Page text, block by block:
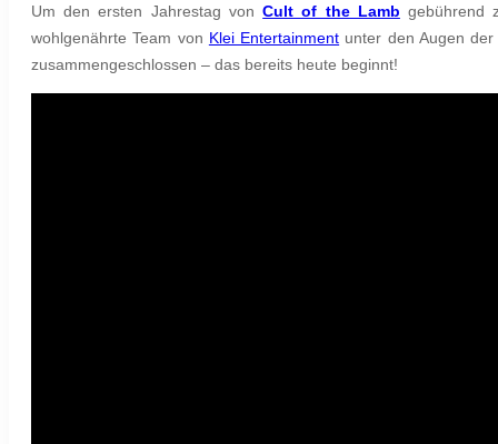
Um den ersten Jahrestag vonCult of the Lamb gebührend
wohlgenährte Team von Klei Entertainment unter den Augen
zusammengeschlossen – das bereits heute beginnt!